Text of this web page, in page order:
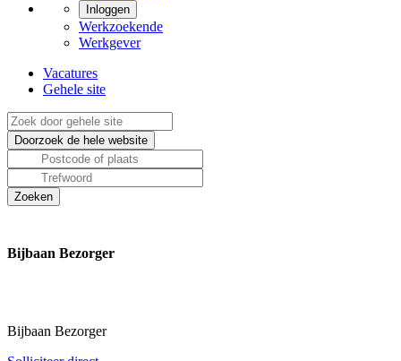
Inloggen
Werkzoekende
Werkgever
Vacatures
Gehele site
Bijbaan Bezorger
Bijbaan Bezorger